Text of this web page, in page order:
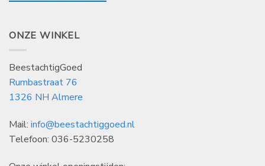
ONZE WINKEL
BeestachtigGoed
Rumbastraat 76
1326 NH Almere
Mail: info@beestachtiggoed.nl
Telefoon: 036-5230258